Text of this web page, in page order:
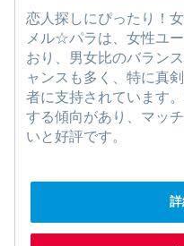
恋人探しにぴったり！
メル☆パラは、女性ユ
おり、男女比のバラン
ャンスも多く、特に真
者に支持されています
する傾向があり、マッ
いと好評です。